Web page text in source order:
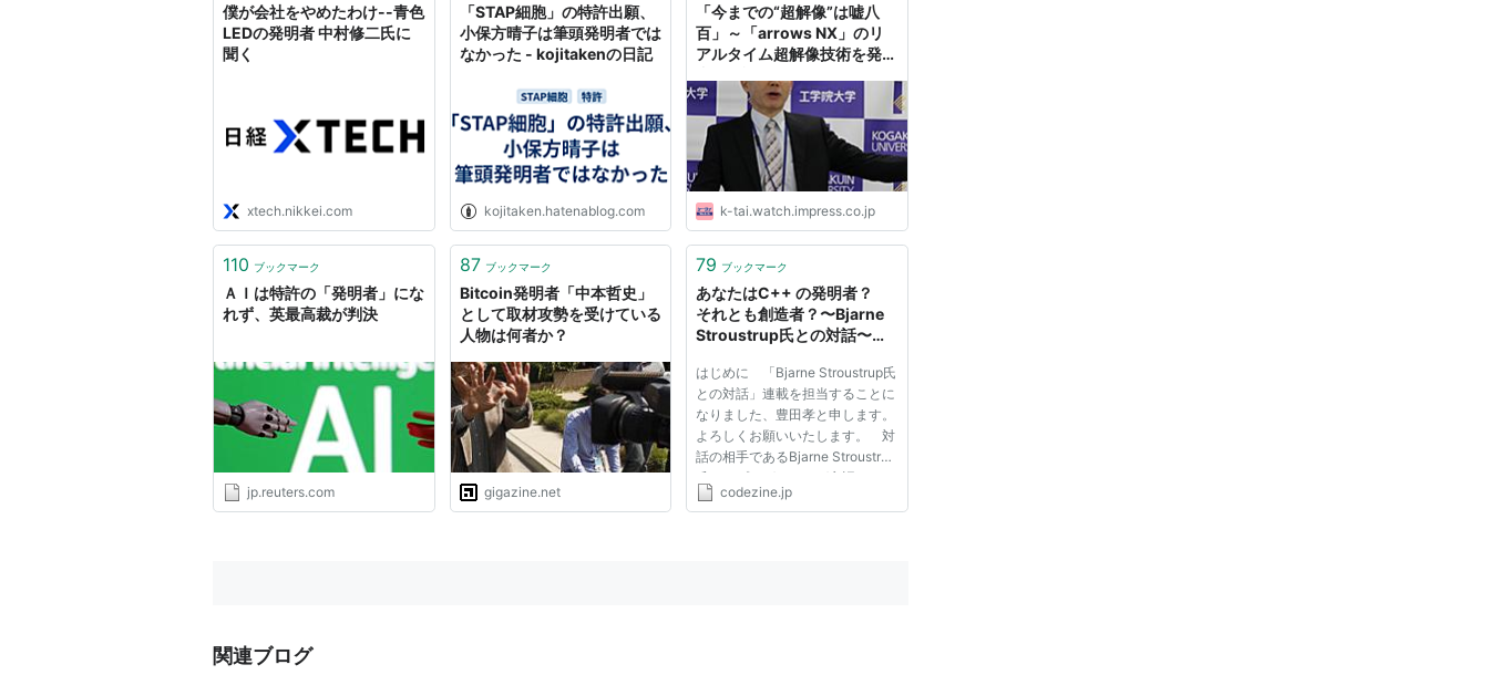
僕が会社をやめたわけ--青色
LEDの発明者 中村修二氏に
聞く
xtech.nikkei.com
「STAP細胞」の特許出願、
小保方晴子は筆頭発明者では
なかった - kojitakenの日記
kojitaken.hatenablog.com
「今までの“超解像”は嘘八
百」～「arrows NX」のリ
アルタイム超解像技術を発明
k-tai.watch.impress.co.jp
110 ブックマーク
ＡＩは特許の「発明者」にな
れず、英最高裁が判決
jp.reuters.com
87 ブックマーク
Bitcoin発明者「中本哲史」
として取材攻勢を受けている
人物は何者か？
gigazine.net
79 ブックマーク
あなたはC++ の発明者？
それとも創造者？〜Bjarne
Stroustrup氏との対話〜：
はじめに 「Bjarne Stroustrup氏
との対話」連載を担当することに
なりました、豊田孝と申します。
よろしくお願いいたします。 対
話の相手であるBjarne Stroustrup
氏は、プログラミング言語
「C++」を設計し、最初に実装し
codezine.jp
関連ブログ